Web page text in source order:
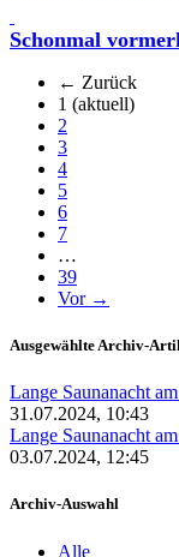
Schonmal
← Zurück
1 (aktuell)
2
3
4
5
6
7
…
39
Vor →
Ausgewählte Archiv-
Lange Saunanacht
31.07.2024, 10:43
Lange Saunanacht
03.07.2024, 12:45
Archiv-Auswahl
Alle